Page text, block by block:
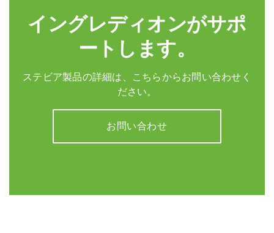
イングレディオンがサポ
ートします。
ステビア製品の詳細は、こちらからお問い合わせく
ださい。
お問い合わせ